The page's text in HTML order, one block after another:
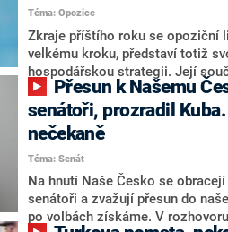
Téma: Opozice
Zkraje příštího roku se opoziční
velkému kroku, představí totiž
hospodářskou strategii. Její
stárnutí populace, řekl ve středu
nový předseda lidovců Jan
senátních volbách kandiduje ve
aktivitu opozice, o níž vládní
komentátoři mluví jako o slabé a
úmorná práce upozorňovat na
námi navíc nechodí do debat.
svoje témata,“ odpověděl Grolich
senátoři, prozradil
nečekaně
Téma: Senát
Na hnutí Naše Česko se
senátoři a zvažují přesun do
po volbách získáme. V